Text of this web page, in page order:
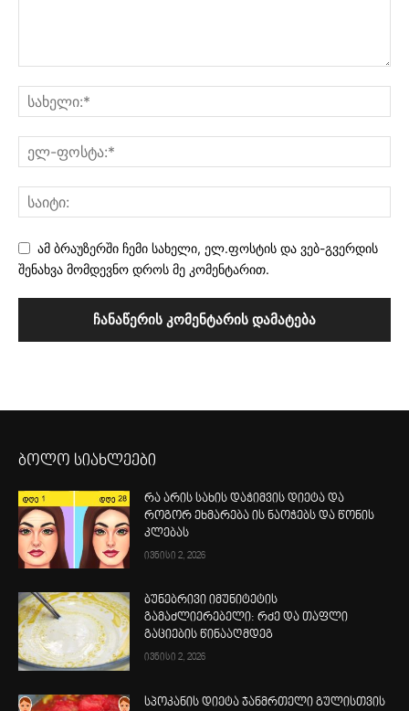
ამ ბრაუზერში ჩემი სახელი, ელ.ფოსტის და ვებ-გვერდის
შენახვა მომდევნო დროს მე კომენტარით.
ბოლო სიახლეები
რა არის სახის დაჭიმვის დიეტა და
როგორ ეხმარება ის ნაოჭებს და წონის
კლებას
ივნისი 2, 2026
ბუნებრივი იმუნიტეტის
გამაძლიერებელი: რძე და თაფლი
გაციების წინააღმდეგ
ივნისი 2, 2026
სპოკანის დიეტა ჯანმრთელი გულისთვის